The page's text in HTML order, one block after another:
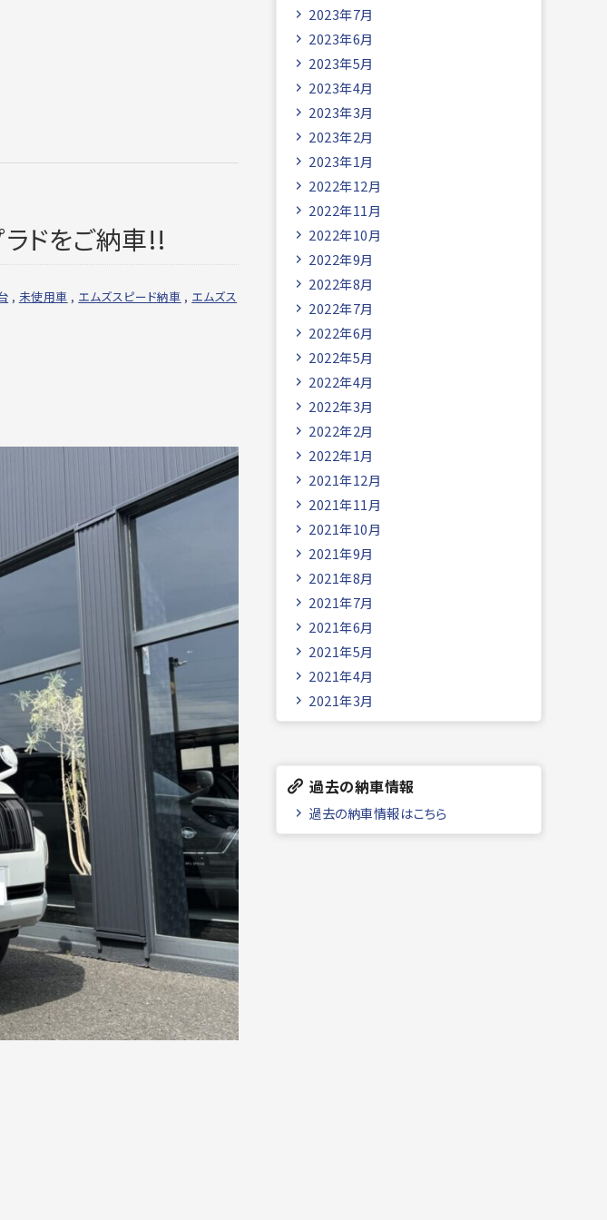
ドをご納車!!
, 未使用車 , エムズスピード納車 , エムズス
2023年7月
2023年6月
2023年5月
2023年4月
2023年3月
2023年2月
2023年1月
2022年12月
2022年11月
2022年10月
2022年9月
2022年8月
2022年7月
2022年6月
2022年5月
2022年4月
2022年3月
2022年2月
2022年1月
2021年12月
2021年11月
2021年10月
2021年9月
2021年8月
2021年7月
2021年6月
2021年5月
2021年4月
2021年3月
過去の納車情報
過去の納車情報はこちら